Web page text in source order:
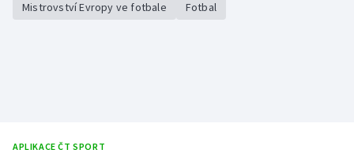
Mistrovství Evropy ve fotbale Fotbal
APLIKACE ČT SPORT